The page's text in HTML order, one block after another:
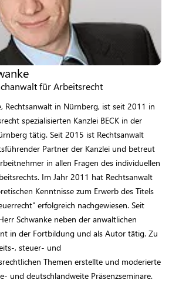
für Arbeitsrecht
Rechtsanwalt in Nürnberg, ist seit 2011 in
spezialisierten Kanzlei BECK in der
tätig. Seit 2015 ist Rechtsanwalt
Partner der Kanzlei und betreut
in allen Fragen des individuellen
Im Jahr 2011 hat Rechtsanwalt
Kenntnisse zum Erwerb des Titels
erfolgreich nachgewiesen. Seit
Schwanke neben der anwaltlichen
in der Fortbildung und als Autor tätig. Zu
, steuer- und
Themen erstellte und moderierte
und deutschlandweite Präsenzseminare.